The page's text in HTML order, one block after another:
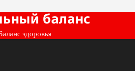
баланс
здоровья